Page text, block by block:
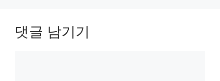
댓글 남기기